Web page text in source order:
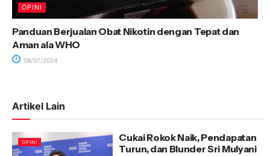
OPINI
Panduan Berjualan Obat Nikotin dengan Tepat dan
Aman ala WHO
08/07/2024
Artikel Lain
OPINI
Cukai Rokok Naik, Pendapatan
Turun, dan Blunder Sri Mulyani